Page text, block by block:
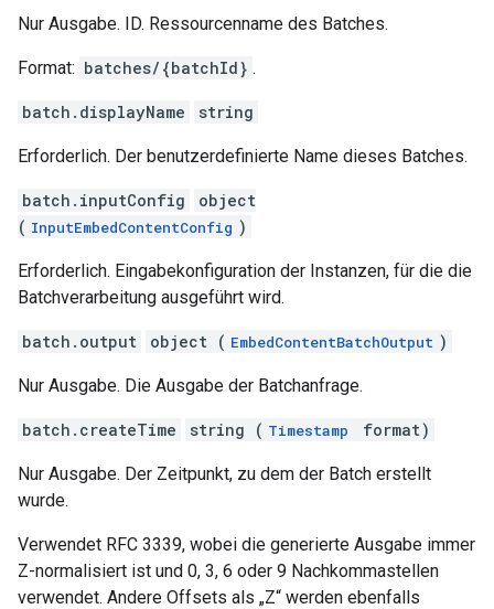
Nur Ausgabe. ID. Ressourcenname des Batches.
Format: batches/{batchId} .
batch.displayName string
Erforderlich. Der benutzerdefinierte Name dieses Batches.
batch.inputConfig
object
( InputEmbedContentConfig )
Erforderlich. Eingabekonfiguration der Instanzen, für die die
Batchverarbeitung ausgeführt wird.
batch.output object ( EmbedContentBatchOutput )
Nur Ausgabe. Die Ausgabe der Batchanfrage.
batch.createTime string ( Timestamp format)
Nur Ausgabe. Der Zeitpunkt, zu dem der Batch erstellt
wurde.
Verwendet RFC 3339, wobei die generierte Ausgabe immer
Z-normalisiert ist und 0, 3, 6 oder 9 Nachkommastellen
verwendet. Andere Offsets als „Z“ werden ebenfalls